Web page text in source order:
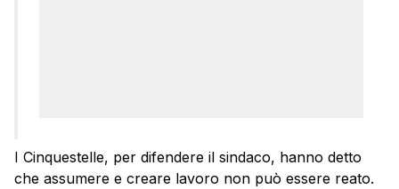
I Cinquestelle, per difendere il sindaco, hanno detto
che assumere e creare lavoro non può essere reato.